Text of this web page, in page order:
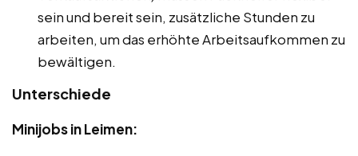
sein und bereit sein, zusätzliche Stunden zu
arbeiten, um das erhöhte Arbeitsaufkommen zu
bewältigen.
Unterschiede
Minijobs in Leimen: